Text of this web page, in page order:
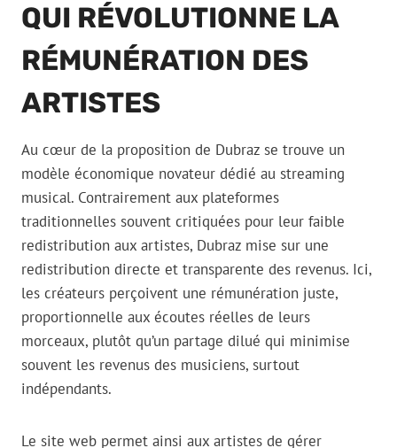
QUI RÉVOLUTIONNE LA
RÉMUNÉRATION DES
ARTISTES
Au cœur de la proposition de Dubraz se trouve un
modèle économique novateur dédié au streaming
musical. Contrairement aux plateformes
traditionnelles souvent critiquées pour leur faible
redistribution aux artistes, Dubraz mise sur une
redistribution directe et transparente des revenus. Ici,
les créateurs perçoivent une rémunération juste,
proportionnelle aux écoutes réelles de leurs
morceaux, plutôt qu’un partage dilué qui minimise
souvent les revenus des musiciens, surtout
indépendants.
Le site web permet ainsi aux artistes de gérer